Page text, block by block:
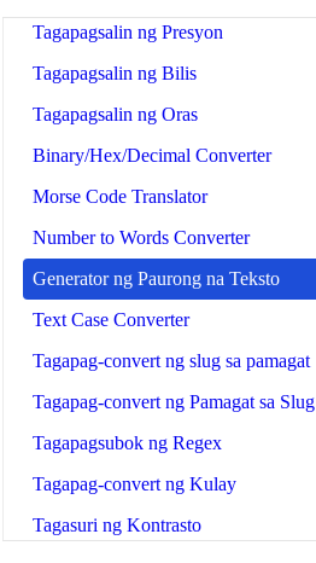
Tagapagsalin ng Presyon
Tagapagsalin ng Bilis
Tagapagsalin ng Oras
Binary/Hex/Decimal Converter
Morse Code Translator
Number to Words Converter
Generator ng Paurong na Teksto
Text Case Converter
Tagapag-convert ng slug sa pamagat
Tagapag-convert ng Pamagat sa Slug
Tagapagsubok ng Regex
Tagapag-convert ng Kulay
Tagasuri ng Kontrasto